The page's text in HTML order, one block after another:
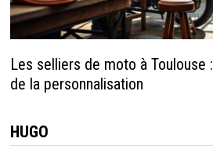
Les selliers de moto à Toulouse
de la personnalisation
HUGO